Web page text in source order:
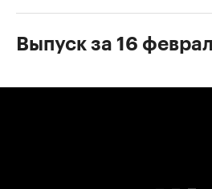
Выпуск за 16